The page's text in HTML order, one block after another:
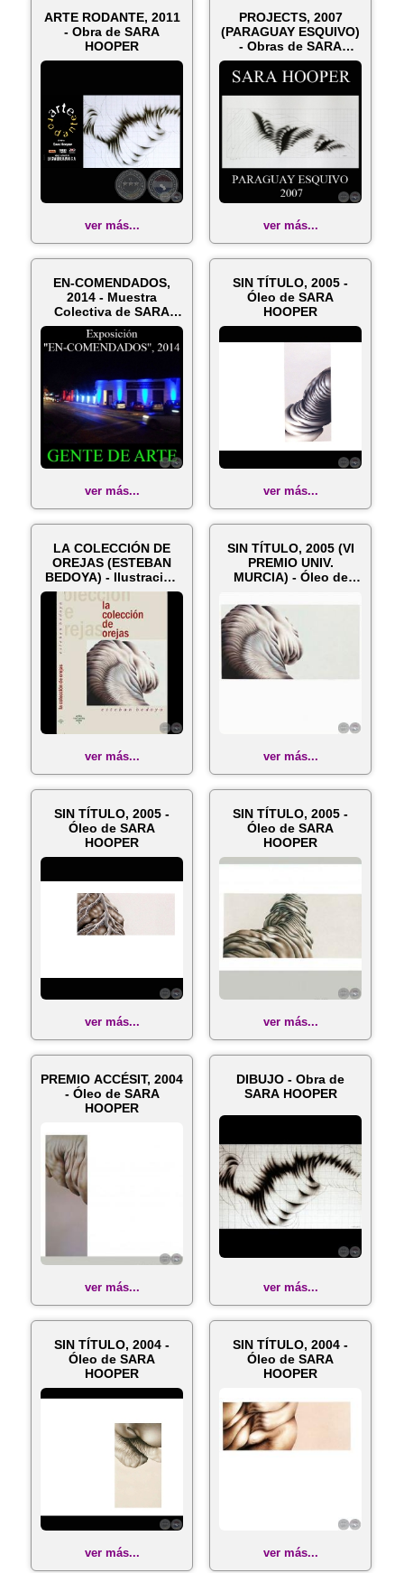
ARTE RODANTE, 2011
- Obra de SARA
HOOPER
ver más...
PROJECTS, 2007
(PARAGUAY ESQUIVO)
- Obras de SARA
HOOPER
ver más...
EN-COMENDADOS,
2014 - Muestra
Colectiva de SARA
HOOPER
ver más...
SIN TÍTULO, 2005 -
Óleo de SARA
HOOPER
ver más...
LA COLECCIÓN DE
OREJAS (ESTEBAN
BEDOYA) - Ilustración
de tapa: SA...
ver más...
SIN TÍTULO, 2005 (VI
PREMIO UNIV.
MURCIA) - Óleo de
ver más...
SIN TÍTULO, 2005 -
Óleo de SARA
HOOPER
ver más...
SIN TÍTULO, 2005 -
Óleo de SARA
HOOPER
ver más...
PREMIO ACCÉSIT, 2004
- Óleo de SARA
HOOPER
ver más...
DIBUJO - Obra de
SARA HOOPER
ver más...
SIN TÍTULO, 2004 -
Óleo de SARA
HOOPER
ver más...
SIN TÍTULO, 2004 -
Óleo de SARA
HOOPER
ver más...